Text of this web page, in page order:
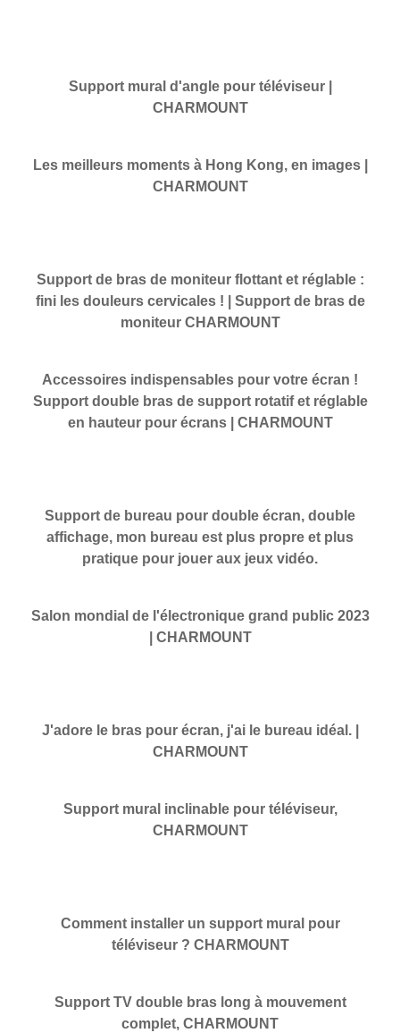
Support mural d'angle pour téléviseur |
CHARMOUNT
Les meilleurs moments à Hong Kong, en images |
CHARMOUNT
Support de bras de moniteur flottant et réglable :
fini les douleurs cervicales ! | Support de bras de
moniteur CHARMOUNT
Accessoires indispensables pour votre écran !
Support double bras de support rotatif et réglable
en hauteur pour écrans | CHARMOUNT
Support de bureau pour double écran, double
affichage, mon bureau est plus propre et plus
pratique pour jouer aux jeux vidéo.
Salon mondial de l'électronique grand public 2023
| CHARMOUNT
J'adore le bras pour écran, j'ai le bureau idéal. |
CHARMOUNT
Support mural inclinable pour téléviseur,
CHARMOUNT
Comment installer un support mural pour
téléviseur ? CHARMOUNT
Support TV double bras long à mouvement
complet, CHARMOUNT